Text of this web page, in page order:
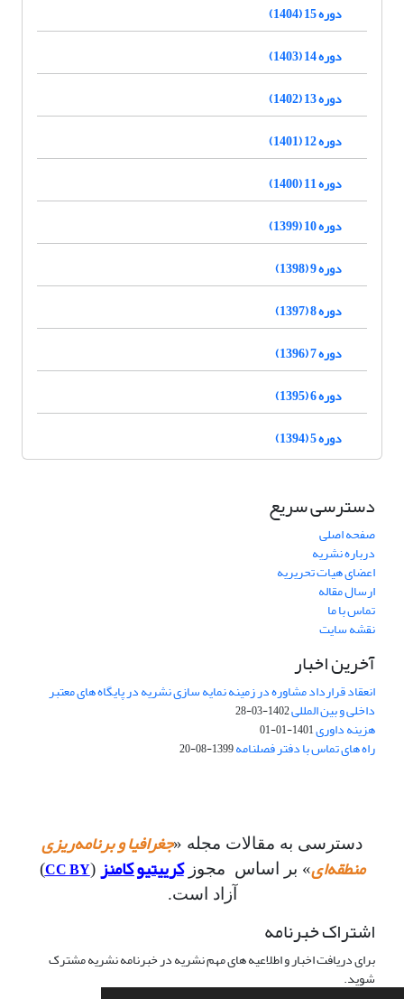
دوره 15 (1404)
دوره 14 (1403)
دوره 13 (1402)
دوره 12 (1401)
دوره 11 (1400)
دوره 10 (1399)
دوره 9 (1398)
دوره 8 (1397)
دوره 7 (1396)
دوره 6 (1395)
دوره 5 (1394)
دسترسی سریع
صفحه اصلی
درباره نشریه
اعضای هیات تحریریه
ارسال مقاله
تماس با ما
نقشه سایت
آخرین اخبار
انعقاد قرارداد مشاوره در زمینه نمایه سازی نشریه در پایگاه های معتبر
داخلی و بین المللی1402-03-28
هزینه داوری1401-01-01
راه های تماس با دفتر فصلنامه1399-08-20
دسترسی به مقالات مجله «جغرافیا و برنامه‌ریزی
منطقه‌ای» بر اساس مجوزکرییتیو کامنز (
CC BY
)
آزاد است.
اشتراک خبرنامه
برای دریافت اخبار و اطلاعیه های مهم نشریه در خبرنامه نشریه مشترک
شوید.